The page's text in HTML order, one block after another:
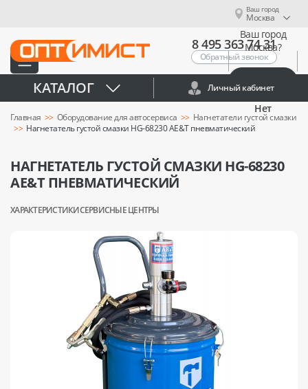
Ваш город
Москва
Ваш город
Москва?
Нет
8 495 363 74 31
Обратный звонок
КАТАЛОГ Личный кабинет
Главная Оборудование для автосервиса
Нагнетатели густой смазки
Нагнетатель густой смазки HG-68230 AE&T пневматический
НАГНЕТАТЕЛЬ ГУСТОЙ СМАЗКИ HG-68230
AE&T ПНЕВМАТИЧЕСКИЙ
ХАРАКТЕРИСТИКИСЕРВИСНЫЕ ЦЕНТРЫ